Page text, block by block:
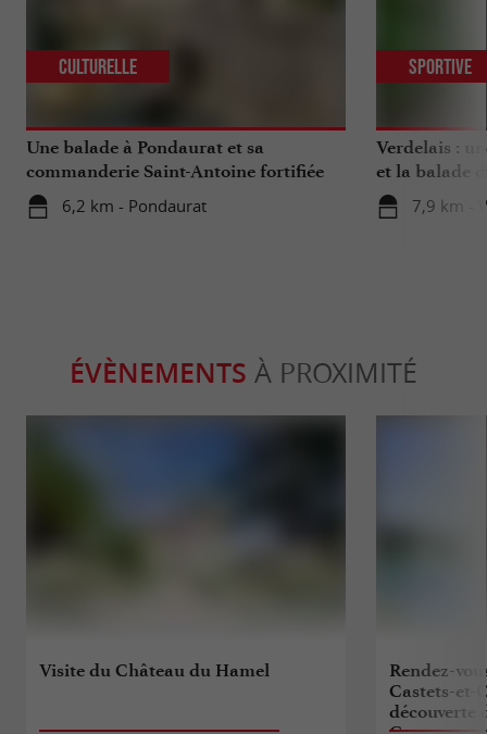
Une balade à Pondaurat et sa
commanderie Saint-Antoine fortifiée
6,2 km - Pondaurat
Culturelle
Verdelais :
et la balade
7,9 km -
Sportive
ÉVÈNEMENTS À PROXIMITÉ
Visite du Château du Hamel
Rendez-
Castets-et-
découverte